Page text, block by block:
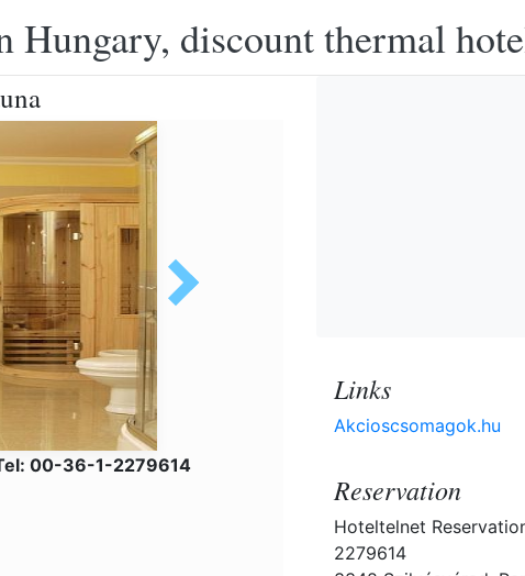
discount thermal
00-36-1-2279614
Links
Akcioscsomagok.hu
Reservation
Hoteltelnet
2279614